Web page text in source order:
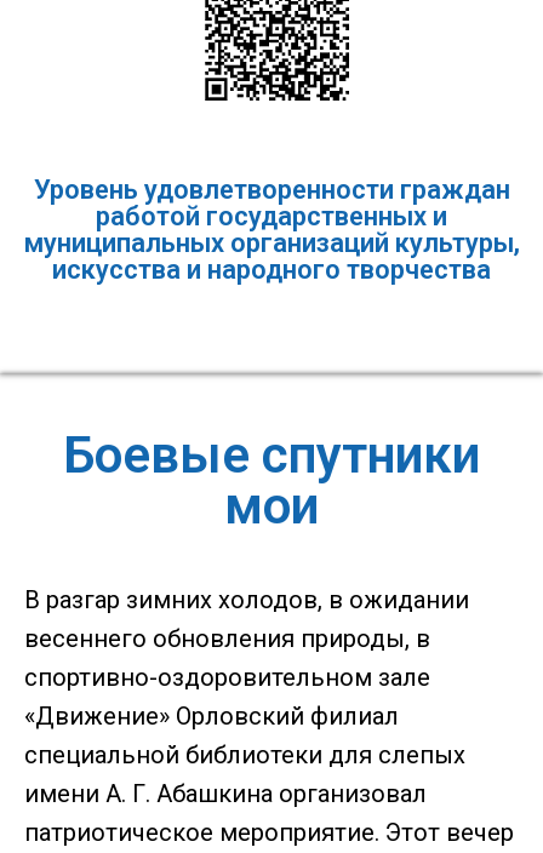
Уровень удовлетворенности граждан
работой государственных и
муниципальных организаций культуры,
искусства и народного творчества
Боевые спутники
мои
В разгар зимних холодов, в ожидании
весеннего обновления природы, в
спортивно-оздоровительном зале
«Движение» Орловский филиал
специальной библиотеки для слепых
имени А. Г. Абашкина организовал
патриотическое мероприятие. Этот вечер